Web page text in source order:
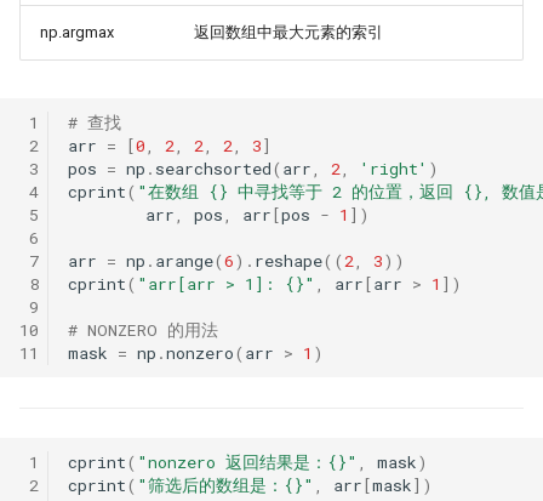
np.argmax 返回数组中最大元素的索引
1
2
3
4
5
6
7
8
9
10
11
# 查找
arr = [0 2 2 2 3]
pos = np . searchsorted( arr 2 'right' )
cprint( "在数组 {} 中寻找等于 2 的位置，返回 {} , 数
arr
pos arr[pos - 1 ])
arr = np . arange(6) . reshape(( 2 3))
cprint( "arr[arr > 1]: {}" arr[arr > 1 ])
# NONZERO 的用法
mask = np .nonzero( arr > 1 )
1
2
cprint( "nonzero 返回结果是： {}" mask)
cprint( "筛选后的数组是： {}" arr[mask])